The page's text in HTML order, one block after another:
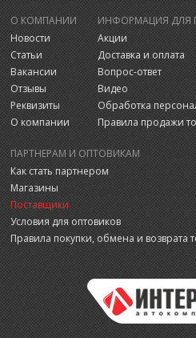
О КОМПАНИИ
Новости
Статьи
Вакансии
Отзывы
Реквизиты
О компании
ИНФОРМАЦИЯ ДЛЯ
Акции
Доставка и оплата
Вопрос-ответ
Видео
Обработка
Правила продажи
ПАРТНЕРАМ И ОПТОВИКАМ
Как стать партнером
Магазины
Поставщики
Условия для оптовиков
Правила покупки, обмена и возврата